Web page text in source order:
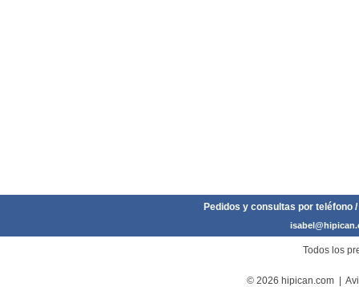
Pedidos y consultas por teléfono
Todos los
© 2026 hipican.com |